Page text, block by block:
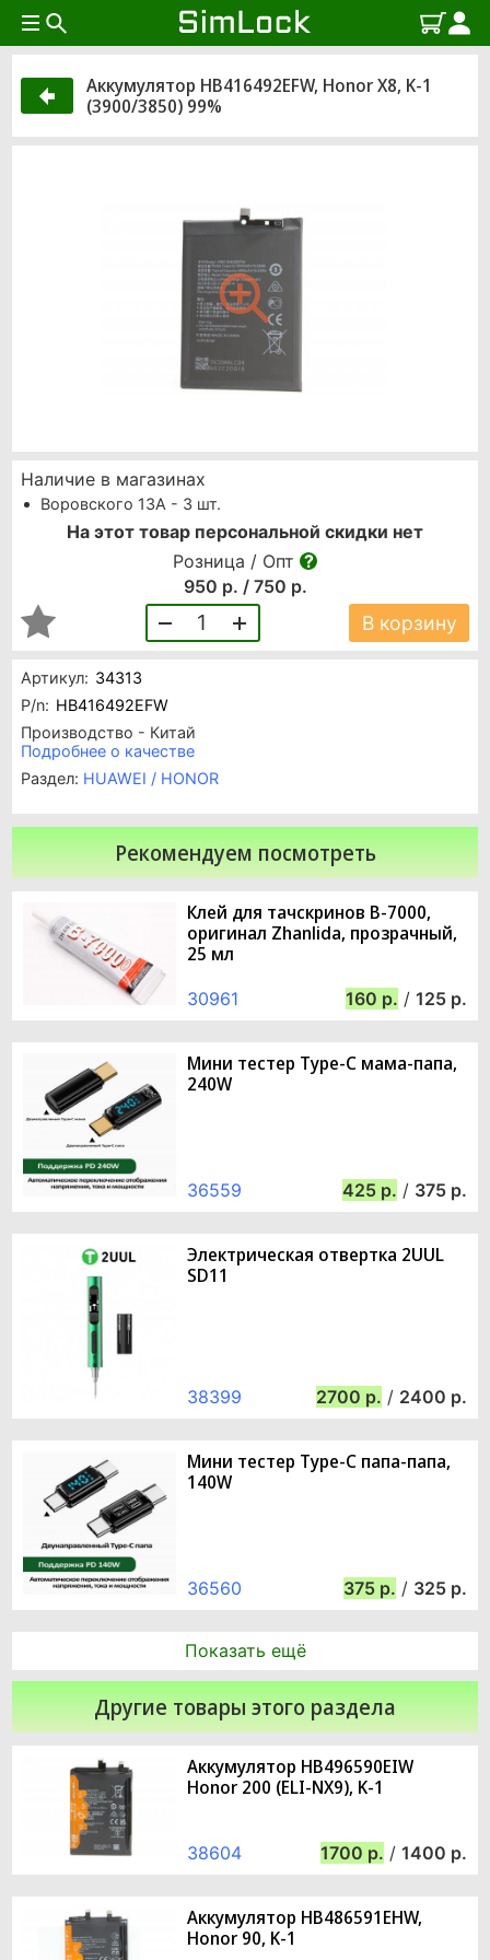
Аккумулятор HB416492EFW, Honor X8, K-1
(3900/3850) 99%
Артикул: 34313
P/n: HB416492EFW
Производство - Китай
Подробнее о качестве
Раздел: HUAWEI / HONOR
Наличие в магазинах
Воровского 13А - 3 шт.
На этот товар персональной скидки нет
Розница / Опт
950 р. / 750 р.
1 В корзину
Рекомендуем посмотреть
Клей для тачскринов B-7000,
оригинал Zhanlida, прозрачный,
25 мл
30961 160 / 125
Мини тестер Type-C мама-папа,
240W
36559 425 / 375
Электрическая отвертка 2UUL
SD11
38399 2700 / 2400
Мини тестер Type-C папа-папа,
140W
36560 375 / 325
Показать ещё
Другие товары этого раздела
Аккумулятор HB496590EIW
Honor 200 (ELI-NX9), K-1
38604 1700 / 1400
Аккумулятор HB486591EHW,
Honor 90, K-1